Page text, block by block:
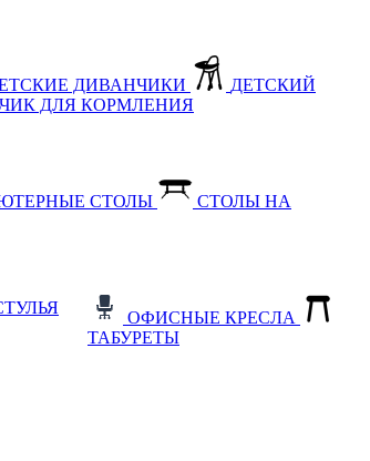
ДИВАНЧИКИ
ДЕТСКИЙ
ДЛЯ КОРМЛЕНИЯ
СТОЛЫ
СТОЛЫ НА
ОФИСНЫЕ КРЕСЛА
ТАБУРЕТЫ